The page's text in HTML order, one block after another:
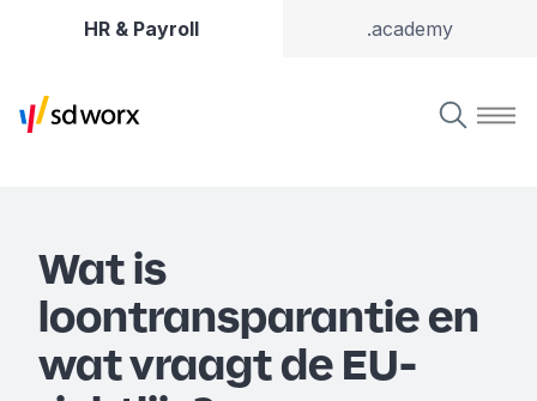
HR & Payroll .academy
Wat is
loontransparantie en
wat vraagt de EU-